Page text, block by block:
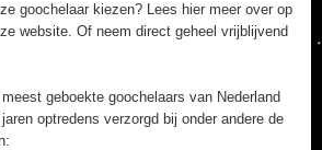
goochelaar kiezen? Lees hier meer over op
website. Of neem direct geheel vrijblijvend
geboekte goochelaars van Nederland
optredens verzorgd bij onder andere de